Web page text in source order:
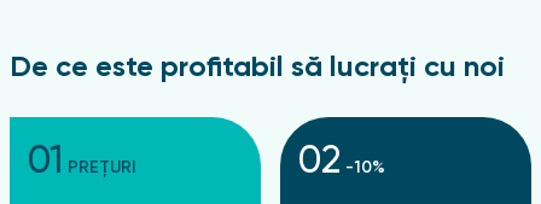
De ce este profitabil să lucrați cu noi
01 PREȚURI 02 -10%